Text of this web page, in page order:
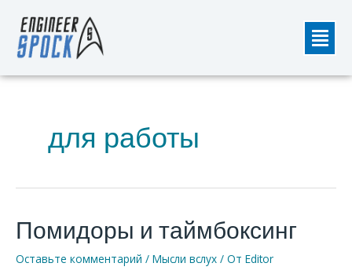
содержимому
для работы
Помидоры и таймбоксинг
Оставьте комментарий / Мысли вслух / От Editor
Помидоры
и
таймбоксинг